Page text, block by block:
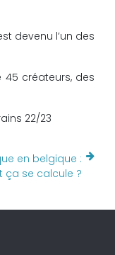
devenu l’un des
créateurs, des
22/23
en belgique :
ça se calcule ?